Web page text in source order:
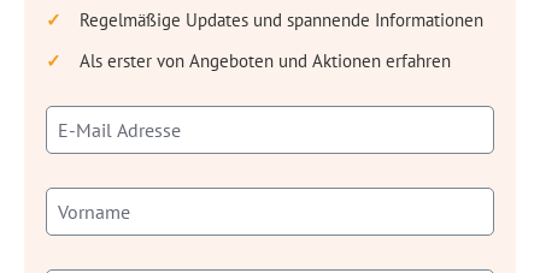
Regelmäßige Updates und spannende Informationen
Als erster von Angeboten und Aktionen erfahren